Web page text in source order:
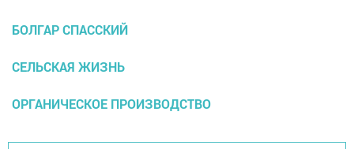
БОЛГАР СПАССКИЙ
СЕЛЬСКАЯ ЖИЗНЬ
ОРГАНИЧЕСКОЕ ПРОИЗВОДСТВО